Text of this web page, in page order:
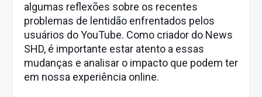
algumas reflexões sobre os recentes
problemas de lentidão enfrentados pelos
usuários do YouTube. Como criador do News
SHD, é importante estar atento a essas
mudanças e analisar o impacto que podem ter
em nossa experiência online.